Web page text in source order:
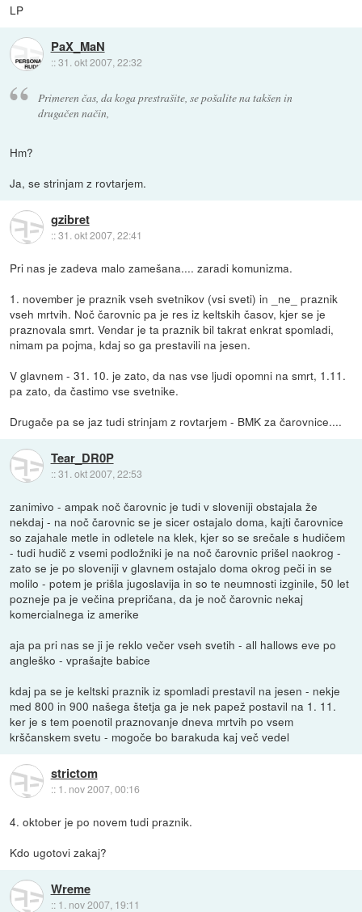
LP
PaX_MaN
::31. okt 2007, 22:32
Primeren čas, da koga prestrašite, se pošalite na takšen in
drugačen način,
Hm?
Ja, se strinjam z rovtarjem.
gzibret
::31. okt 2007, 22:41
Pri nas je zadeva malo zamešana.... zaradi komunizma.
1. november je praznik vseh svetnikov (vsi sveti) in _ne_ praznik
vseh mrtvih. Noč čarovnic pa je res iz keltskih časov, kjer se je
praznovala smrt. Vendar je ta praznik bil takrat enkrat spomladi,
nimam pa pojma, kdaj so ga prestavili na jesen.
V glavnem - 31. 10. je zato, da nas vse ljudi opomni na smrt, 1.11.
pa zato, da častimo vse svetnike.
Drugače pa se jaz tudi strinjam z rovtarjem - BMK za čarovnice....
Tear_DR0P
::31. okt 2007, 22:53
zanimivo - ampak noč čarovnic je tudi v sloveniji obstajala že
nekdaj - na noč čarovnic se je sicer ostajalo doma, kajti čarovnice
so zajahale metle in odletele na klek, kjer so se srečale s hudičem
- tudi hudič z vsemi podložniki je na noč čarovnic prišel naokrog -
zato se je po sloveniji v glavnem ostajalo doma okrog peči in se
molilo - potem je prišla jugoslavija in so te neumnosti izginile, 50 let
pozneje pa je večina prepričana, da je noč čarovnic nekaj
komercialnega iz amerike
aja pa pri nas se ji je reklo večer vseh svetih - all hallows eve po
angleško - vprašajte babice
kdaj pa se je keltski praznik iz spomladi prestavil na jesen - nekje
med 800 in 900 našega štetja ga je nek papež postavil na 1. 11.
ker je s tem poenotil praznovanje dneva mrtvih po vsem
krščanskem svetu - mogoče bo barakuda kaj več vedel
strictom
:: 1. nov 2007, 00:16
4. oktober je po novem tudi praznik.
Kdo ugotovi zakaj?
Wreme
:: 1. nov 2007, 19:11